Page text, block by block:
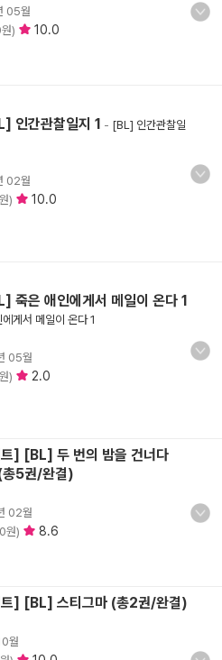
05월
) 10.0
인간관찰일지 1 - [BL] 인간관찰일
02월
) 10.0
죽은 애인에게서 메일이 온다 1
게서 메일이 온다 1
05월
) 2.0
] [BL] 두 번의 밤을 건너다
5권/완결)
02월
원) 8.6
] [BL] 스티그마 (총2권/완결)
월